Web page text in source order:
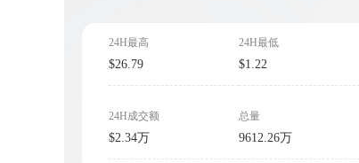
24H最高
$26.79
24H最低
$1.22
24H成交额
$2.34万
总量
9612.26万